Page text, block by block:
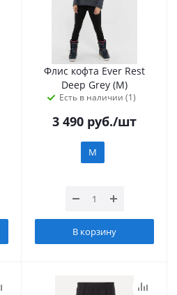
Флис кофта Ever Rest
Deep Grey (M)
Есть в наличии (1)
3 490 руб./шт
M
В корзину